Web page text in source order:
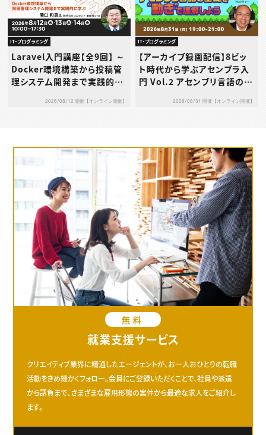
IT・プログラミング
Laravel入門講座【全9回】 ～
Docker環境構築から投稿管
理システム開発まで実践的に
2026/08/12 開催【オンライン開催】
IT・プログラミング
【アーカイブ録画配信】8ビッ
ト時代から学ぶアセンブラ入
門 Vol.2 アセンブリ言語の基
2026/08/31 開催【オンライン開催】
無料
就業支援サービス
クリエイティブ業界に精通したエージェントが、お一人おひとりの転職
活動をきめ細かくフォロー。会員にご登録いただくことで、社員や派遣
から請負まで、さまざまな雇用形態の案件から最適な求人をご紹介し
ます。